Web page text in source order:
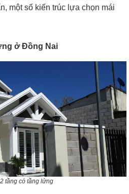
một số kiến trúc lựa chọn mái
ở Đồng Nai
tầng có tầng lửng